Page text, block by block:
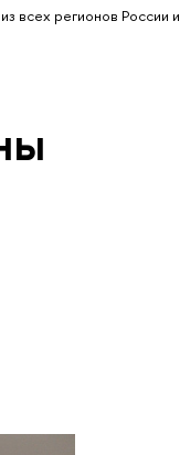
всех регионов России и